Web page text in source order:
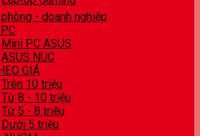
- doanh nghiệp
Mini PC ASUS
ASUS NUC
GIÁ
Trên 10 triệu
Từ 8 - 10 triệu
Từ 5 - 8 triệu
Dưới 5 triệu